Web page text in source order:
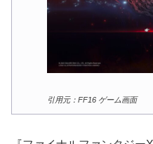
引用元：FF16 ゲーム画面